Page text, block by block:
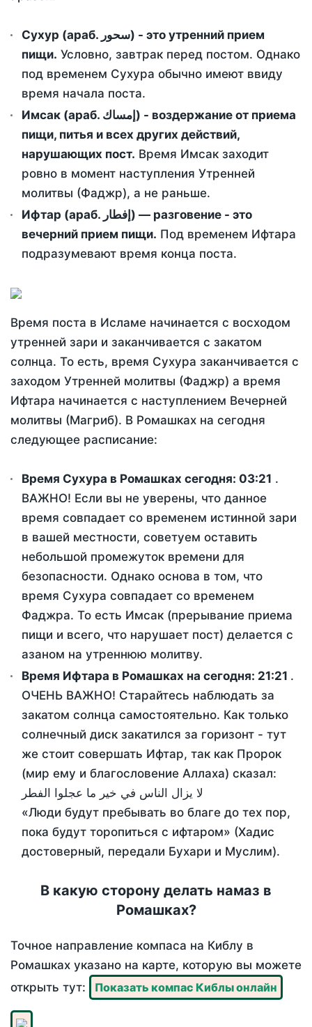
Сухур (араб. سحور) - это утренний прием
пищи. Условно, завтрак перед постом. Однако
под временем Сухура обычно имеют ввиду
время начала поста.
Имсак (араб. إمساك) - воздержание от приема
пищи, питья и всех других действий,
нарушающих пост. Время Имсак заходит
ровно в момент наступления Утренней
молитвы (Фаджр), а не раньше.
Ифтар (араб. إفطار) — разговение - это
вечерний прием пищи. Под временем Ифтара
подразумевают время конца поста.
Время поста в Исламе начинается с восходом
утренней зари и заканчивается с закатом
солнца. То есть, время Сухура заканчивается с
заходом Утренней молитвы (Фаджр) а время
Ифтара начинается с наступлением Вечерней
молитвы (Магриб). В Ромашках на сегодня
следующее расписание:
Время Сухура в Ромашках сегодня: 03:21 .
ВАЖНО! Если вы не уверены, что данное
время совпадает со временем истинной зари
в вашей местности, советуем оставить
небольшой промежуток времени для
безопасности. Однако основа в том, что
время Сухура совпадает со временем
Фаджра. То есть Имсак (прерывание приема
пищи и всего, что нарушает пост) делается с
азаном на утреннюю молитву.
Время Ифтара в Ромашках на сегодня: 21:21 .
ОЧЕНЬ ВАЖНО! Старайтесь наблюдать за
закатом солнца самостоятельно. Как только
солнечный диск закатился за горизонт - тут
же стоит совершать Ифтар, так как Пророк
(мир ему и благословение Аллаха) сказал:
لا يزال الناس في خير ما عجلوا الفطر
«Люди будут пребывать во благе до тех пор,
пока будут торопиться с ифтаром» (Хадис
достоверный, передали Бухари и Муслим).
В какую сторону делать намаз в
Ромашках?
Точное направление компаса на Киблу в
Ромашках указано на карте, которую вы можете
открыть тут:
Показать компас Киблы онлайн